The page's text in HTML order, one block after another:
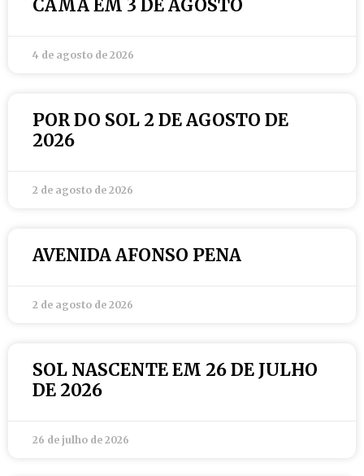
CAMA EM 3 DE AGOSTO
4 de agosto de 2026
POR DO SOL 2 DE AGOSTO DE
2026
2 de agosto de 2026
AVENIDA AFONSO PENA
2 de agosto de 2026
SOL NASCENTE EM 26 DE JULHO
DE 2026
26 de julho de 2026